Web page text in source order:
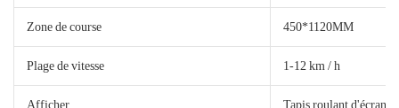
Zone de course 450*1120MM
Plage de vitesse 1-12 km / h
Afficher Tapis roulant d'écran